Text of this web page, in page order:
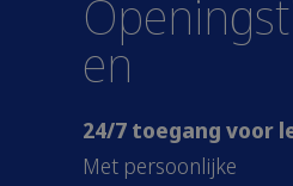
en
24/7 toegang voor
Met persoonlijke